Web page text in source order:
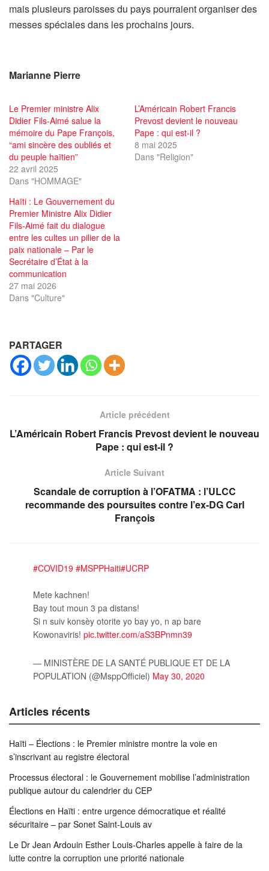
mais plusieurs paroisses du pays pourraient organiser des
messes spéciales dans les prochains jours.
Marianne Pierre
Le Premier ministre Alix
Didier Fils-Aimé salue la
mémoire du Pape François,
“ami sincère des oubliés et
du peuple haïtien”
22 avril 2025
Dans "HOMMAGE"
L’Américain Robert Francis
Prevost devient le nouveau
Pape : qui est-il ?
8 mai 2025
Dans "Religion"
Haïti : Le Gouvernement du
Premier Ministre Alix Didier
Fils-Aimé fait du dialogue
entre les cultes un pilier de la
paix nationale – Par le
Secrétaire d’État à la
communication
27 mai 2026
Dans "Culture"
PARTAGER
Article précédent
L’Américain Robert Francis Prevost devient le nouveau
Pape : qui est-il ?
Article Suivant
Scandale de corruption à l’OFATMA : l’ULCC
recommande des poursuites contre l’ex-DG Carl
François
#COVID19 #MSPPHaiti#UCRP
Mete kachnen!
Bay tout moun 3 pa distans!
Si n suiv konsèy otorite yo bay yo, n ap bare
Kowonaviris! pic.twitter.com/aS3BPnmn39
— MINISTÈRE DE LA SANTÉ PUBLIQUE ET DE LA
POPULATION (@MsppOfficiel) May 30, 2020
Articles récents
Haïti – Élections : le Premier ministre montre la voie en
s’inscrivant au registre électoral
Processus électoral : le Gouvernement mobilise l’administration
publique autour du calendrier du CEP
Élections en Haïti : entre urgence démocratique et réalité
sécuritaire – par Sonet Saint-Louis av
Le Dr Jean Ardouin Esther Louis-Charles appelle à faire de la
lutte contre la corruption une priorité nationale